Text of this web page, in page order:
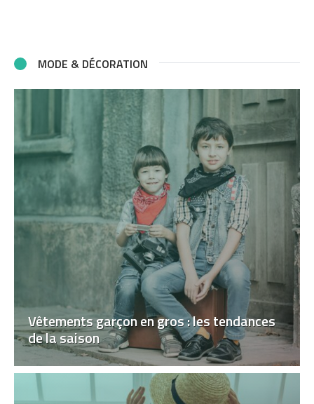
MODE & DÉCORATION
Vêtements garçon en gros : les tendances
de la saison